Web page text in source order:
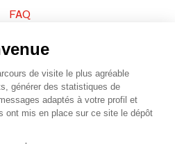
FAQ
vos produits
du site
de visite le plus agréable
générer des statistiques de
adaptés à votre profil et
ont mis en place sur ce site le dépôt